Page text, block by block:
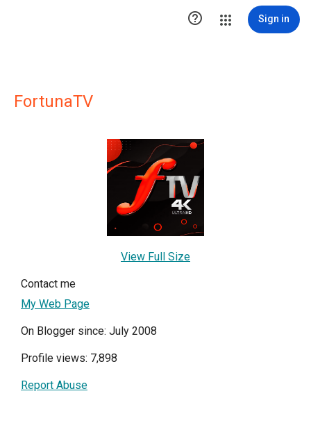
 Sign in
FortunaTV
View Full Size
Contact me
My Web Page
On Blogger since: July 2008
Profile views: 7,898
Report Abuse